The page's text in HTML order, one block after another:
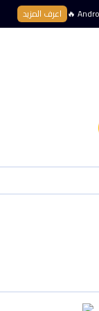
اعرف المزيد